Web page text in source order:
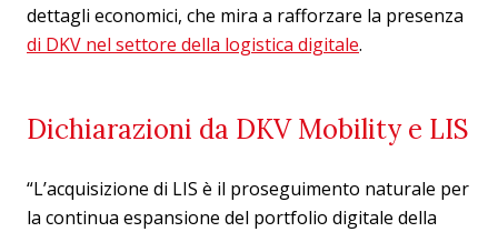
dettagli economici, che mira a rafforzare la presenza
di DKV nel settore della logistica digitale.
Dichiarazioni da DKV Mobility e LIS
“L’acquisizione di LIS è il proseguimento naturale per
la continua espansione del portfolio digitale della